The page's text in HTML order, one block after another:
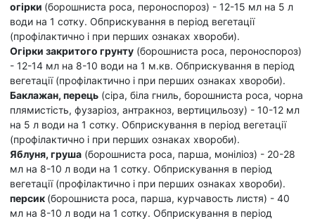
огірки (борошниста роса, пероноспороз) - 12-15 мл на 5 л
води на 1 сотку. Обприскування в період вегетації
(профілактично і при перших ознаках хвороби).
Огірки закритого грунту (борошниста роса, пероноспороз)
- 12-14 мл на 8-10 води на 1 м.кв. Обприскування в період
вегетації (профілактично і при перших ознаках хвороби).
Баклажан, перець (сіра, біла гниль, борошниста роса, чорна
плямистість, фузаріоз, антракноз, вертицильозу) - 10-12 мл
на 5 л води на 1 сотку. Обприскування в період вегетації
(профілактично і при перших ознаках хвороби).
Яблуня, груша (борошниста роса, парша, моніліоз) - 20-28
мл на 8-10 л води на 1 сотку. Обприскування в період
вегетації (профілактично і при перших ознаках хвороби).
персик (борошниста роса, парша, курчавость листя) - 40
мл на 8-10 л води на 1 сотку. Обприскування в період